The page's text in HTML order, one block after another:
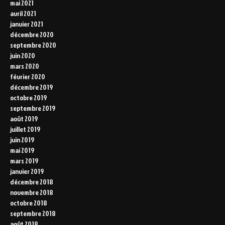
mai 2021
avril 2021
janvier 2021
décembre 2020
septembre 2020
juin 2020
mars 2020
février 2020
décembre 2019
octobre 2019
septembre 2019
août 2019
juillet 2019
juin 2019
mai 2019
mars 2019
janvier 2019
décembre 2018
novembre 2018
octobre 2018
septembre 2018